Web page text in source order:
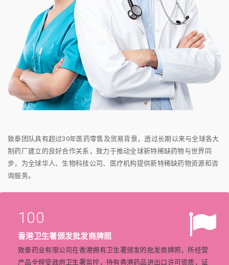
致泰团队具有超过30年医药零售及贸易背景，透过长期以来与全球各大
制药厂建立的良好合作关系，致力于推动全球新特稀缺药物与世界同
步，为全球华人、生物科技公司、医疗机构提供新特稀缺药物资源和咨
询服务。
100
香港卫生署颁发批发商牌照
致泰药业有限公司在香港拥有卫生署颁发的批发商牌照，所经营
产品全程受政府卫生署监控，持有香港药品进出口许可资质，证